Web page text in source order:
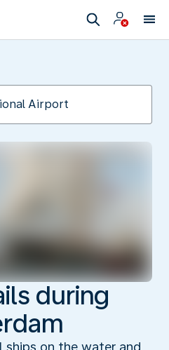
during
ships on the water and